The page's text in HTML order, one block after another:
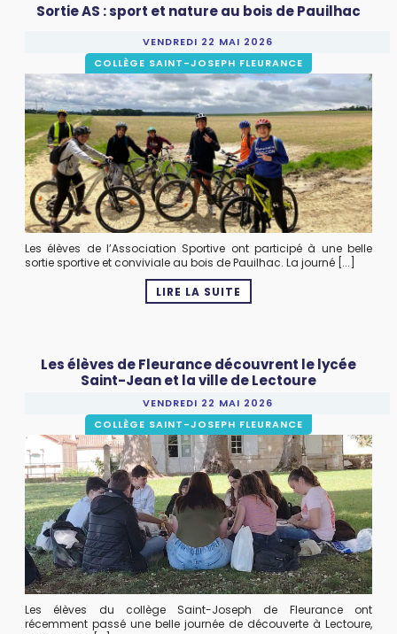
Sortie AS : sport et nature au bois de Pauilhac
VENDREDI 22 MAI 2026
COLLÈGE SAINT-JOSEPH FLEURANCE
Les élèves de l’Association Sportive ont participé à une belle
sortie sportive et conviviale au bois de Pauilhac. La journé [...]
LIRE LA SUITE
Les élèves de Fleurance découvrent le lycée
Saint-Jean et la ville de Lectoure
VENDREDI 22 MAI 2026
COLLÈGE SAINT-JOSEPH FLEURANCE
Les élèves du collège Saint-Joseph de Fleurance ont
récemment passé une belle journée de découverte à Lectoure,